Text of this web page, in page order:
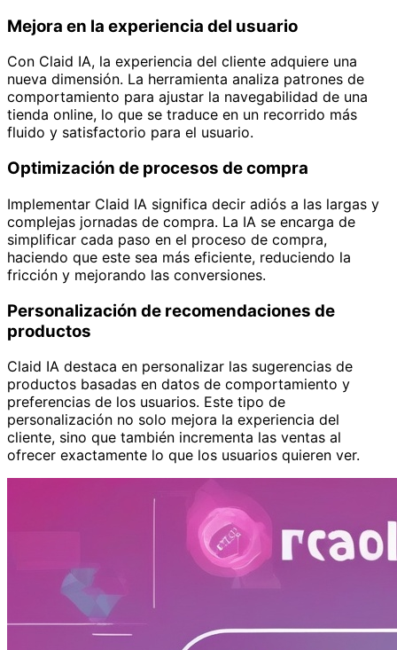
Mejora en la experiencia del usuario
Con Claid IA, la experiencia del cliente adquiere una
nueva dimensión. La herramienta analiza patrones de
comportamiento para ajustar la navegabilidad de una
tienda online, lo que se traduce en un recorrido más
fluido y satisfactorio para el usuario.
Optimización de procesos de compra
Implementar Claid IA significa decir adiós a las largas y
complejas jornadas de compra. La IA se encarga de
simplificar cada paso en el proceso de compra,
haciendo que este sea más eficiente, reduciendo la
fricción y mejorando las conversiones.
Personalización de recomendaciones de
productos
Claid IA destaca en personalizar las sugerencias de
productos basadas en datos de comportamiento y
preferencias de los usuarios. Este tipo de
personalización no solo mejora la experiencia del
cliente, sino que también incrementa las ventas al
ofrecer exactamente lo que los usuarios quieren ver.